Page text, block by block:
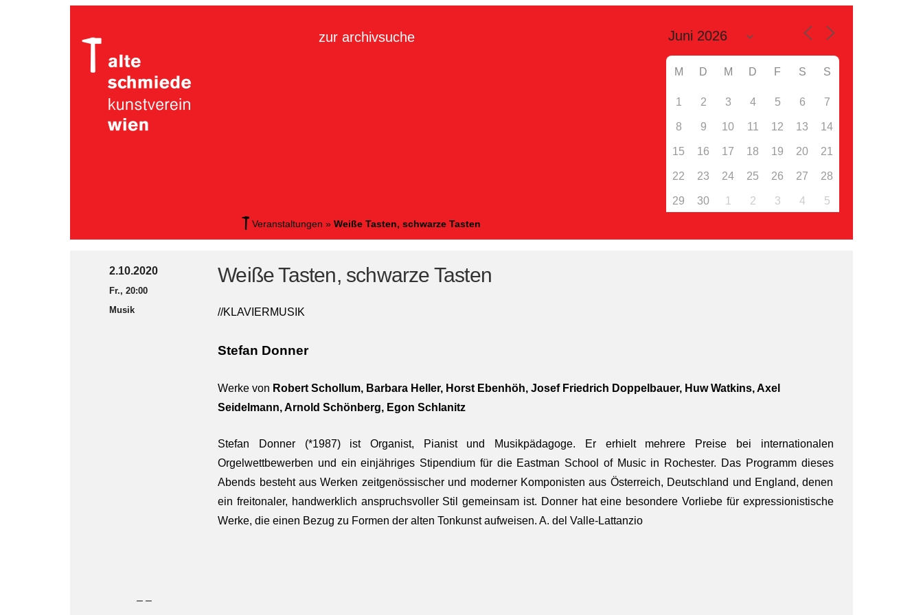
zur archivsuche
M D M D F S S
1 2 3 4 5 6 7
8 9 10 11 12 13 14
15 16 17 18 19 20 21
22 23 24 25 26 27 28
29 30 1 2 3 4 5
Veranstaltungen » Weiße Tasten, schwarze Tasten
2.10.2020
Fr., 20:00
Musik
Weiße Tasten, schwarze Tasten
//KLAVIERMUSIK
Stefan Donner
Werke von Robert Schollum, Barbara Heller, Horst Ebenhöh, Josef Friedrich Doppelbauer, Huw Watkins, Axel
Seidelmann, Arnold Schönberg, Egon Schlanitz
Stefan Donner (*1987) ist Organist, Pianist und Musikpädagoge. Er erhielt mehrere Preise bei internationalen
Orgelwettbewerben und ein einjähriges Stipendium für die Eastman School of Music in Rochester. Das Programm dieses
Abends besteht aus Werken zeitgenössischer und moderner Komponisten aus Österreich, Deutschland und England, denen
ein freitonaler, handwerklich anspruchsvoller Stil gemeinsam ist. Donner hat eine besondere Vorliebe für expressionistische
Werke, die einen Bezug zu Formen der alten Tonkunst aufweisen. A. del Valle-Lattanzio
– –